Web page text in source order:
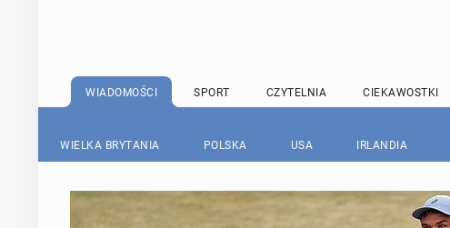
WIADOMOŚCI SPORT CZYTELNIA CIEKAWOSTKI
WIELKA BRYTANIA POLSKA USA IRLANDIA